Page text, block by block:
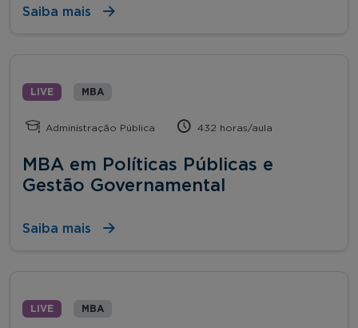
Saiba mais
LIVE MBA
Administração Pública 432 horas/aula
MBA em Políticas Públicas e
Gestão Governamental
Saiba mais
LIVE MBA